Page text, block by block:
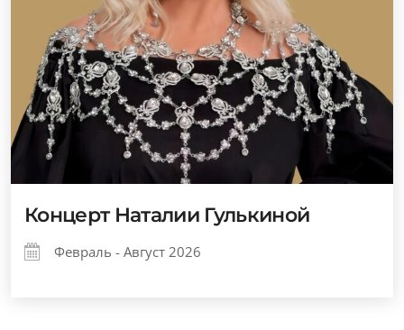
Концерт Наталии Гулькиной
Февраль - Август 2026